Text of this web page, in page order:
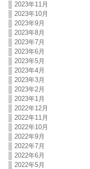
2023年11月
2023年10月
2023年9月
2023年8月
2023年7月
2023年6月
2023年5月
2023年4月
2023年3月
2023年2月
2023年1月
2022年12月
2022年11月
2022年10月
2022年9月
2022年7月
2022年6月
2022年5月